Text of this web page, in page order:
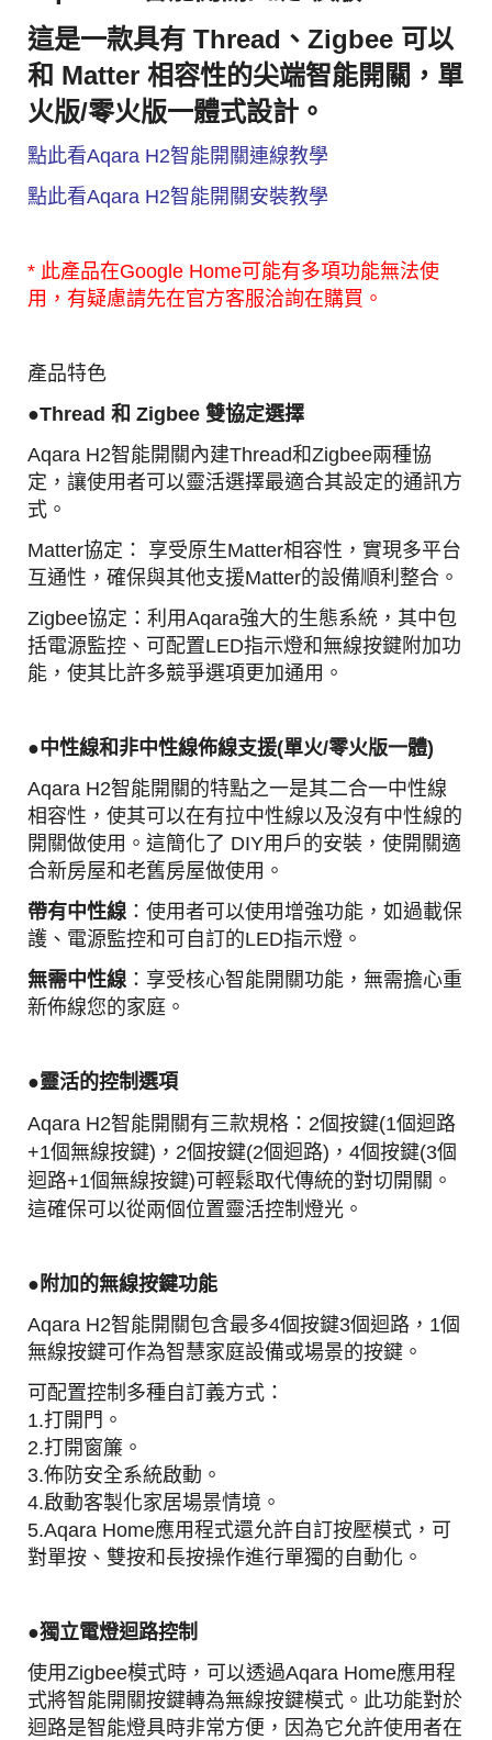
這是一款具有 Thread、Zigbee 可以
和 Matter 相容性的尖端智能開關，單
火版/零火版一體式設計。
點此看Aqara H2智能開關連線教學
點此看Aqara H2智能開關安裝教學
* 此產品在Google Home可能有多項功能無法使
用，有疑慮請先在官方客服洽詢在購買。
產品特色
●Thread 和 Zigbee 雙協定選擇
Aqara H2智能開關內建Thread和Zigbee兩種協
定，讓使用者可以靈活選擇最適合其設定的通訊方
式。
Matter協定： 享受原生Matter相容性，實現多平台
互通性，確保與其他支援Matter的設備順利整合。
Zigbee協定：利用Aqara強大的生態系統，其中包
括電源監控、可配置LED指示燈和無線按鍵附加功
能，使其比許多競爭選項更加通用。
●中性線和非中性線佈線支援(單火/零火版一體)
Aqara H2智能開關的特點之一是其二合一中性線
相容性，使其可以在有拉中性線以及沒有中性線的
開關做使用。 這簡化了 DIY用戶的安裝，使開關適
合新房屋和老舊房屋做使用。
帶有中性線：使用者可以使用增強功能，如過載保
護、電源監控和可自訂的LED指示燈。
無需中性線：享受核心智能開關功能，無需擔心重
新佈線您的家庭。
●靈活的控制選項
Aqara H2智能開關有三款規格： 2個按鍵(1個迴路
+1個無線按鍵)，2個按鍵(2個迴路)，4個按鍵(3個
迴路+1個無線按鍵)可輕鬆取代傳統的對切開關。
這確保可以從兩個位置靈活控制燈光。
●附加的無線按鍵功能
Aqara H2智能開關包含最多4個按鍵3個迴路，1個
無線按鍵可作為智慧家庭設備或場景的按鍵。
可配置控制多種自訂義方式：
1.打開門。
2.打開窗簾。
3.佈防安全系統啟動。
4.啟動客製化家居場景情境。
5.Aqara Home應用程式還允許自訂按壓模式，可
對單按、雙按和長按操作進行單獨的自動化。
●獨立電燈迴路控制
使用Zigbee模式時，可以透過Aqara Home應用程
式將智能開關按鍵轉為無線按鍵模式。此功能對於
迴路是智能燈具時非常方便，因為它允許使用者在